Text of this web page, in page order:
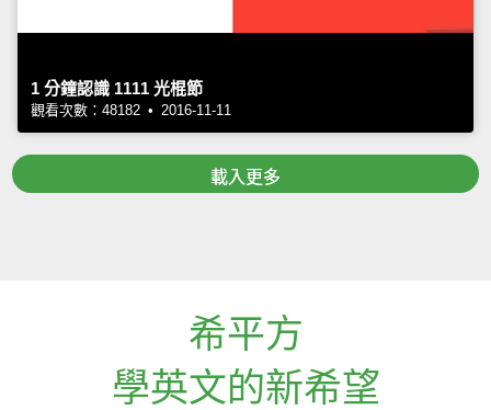
1 分鐘認識 1111 光棍節
觀看次數：48182 • 2016-11-11
載入更多
希平方
學英文的新希望